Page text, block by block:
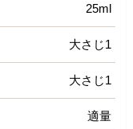
25ml
大さじ1
大さじ1
適量